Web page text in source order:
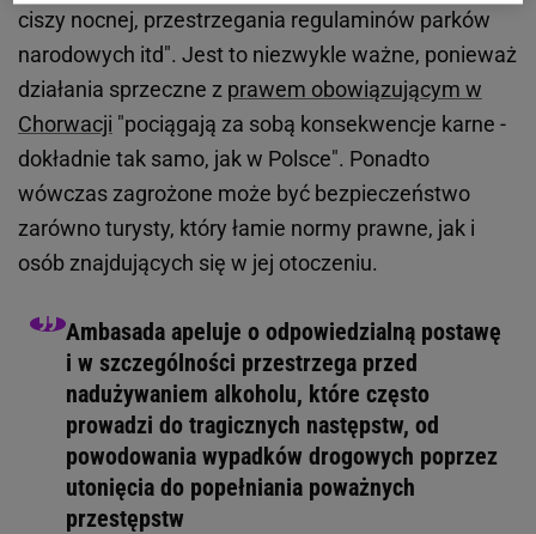
ciszy nocnej, przestrzegania regulaminów parków
narodowych itd". Jest to niezwykle ważne, ponieważ
działania sprzeczne z prawem obowiązującym w
Chorwacji "pociągają za sobą konsekwencje karne -
dokładnie tak samo, jak w Polsce". Ponadto
wówczas zagrożone może być bezpieczeństwo
zarówno turysty, który łamie normy prawne, jak i
osób znajdujących się w jej otoczeniu.
Ambasada apeluje o odpowiedzialną postawę
i w szczególności przestrzega przed
nadużywaniem alkoholu, które często
prowadzi do tragicznych następstw, od
powodowania wypadków drogowych poprzez
utonięcia do popełniania poważnych
przestępstw